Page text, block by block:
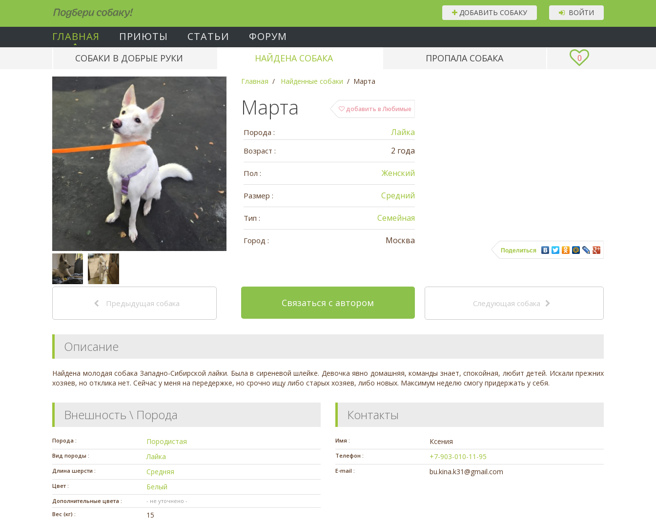
Подбери собаку! ВОЙТИ
ДОБАВИТЬ СОБАКУ
ГЛАВНАЯ ПРИЮТЫ СТАТЬИ ФОРУМ
0
СОБАКИ В ДОБРЫЕ РУКИ НАЙДЕНА СОБАКА ПРОПАЛА СОБАКА
Главная Найденные собаки Марта
добавить в Любимые
Марта
Порода : Лайка
Возраст : 2 года
Пол : Женский
Размер : Средний
Тип : Семейная
Город : Москва
Поделиться
Предыдущая собака Связаться с автором Следующая собака
Описание
Найдена молодая собака Западно-Сибирской лайки. Была в сиреневой шлейке. Девочка явно домашняя, команды знает, спокойная, любит детей. Искали прежних
хозяев, но отклика нет. Сейчас у меня на передержке, но срочно ищу либо старых хозяев, либо новых. Максимум неделю смогу придержать у себя.
Внешность \ Порода
Порода : Породистая
Вид породы : Лайка
Длина шерсти : Средняя
Цвет : Белый
Дополнительные цвета :
- не уточнено -
Вес (кг) :
15
Контакты
Имя : Ксения
Телефон : +7-903-010-11-95
E-mail : bu.kina.k31@gmail.com